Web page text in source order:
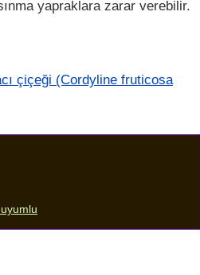
yapraklara zarar verebilir.
çiçeği (Cordyline fruticosa